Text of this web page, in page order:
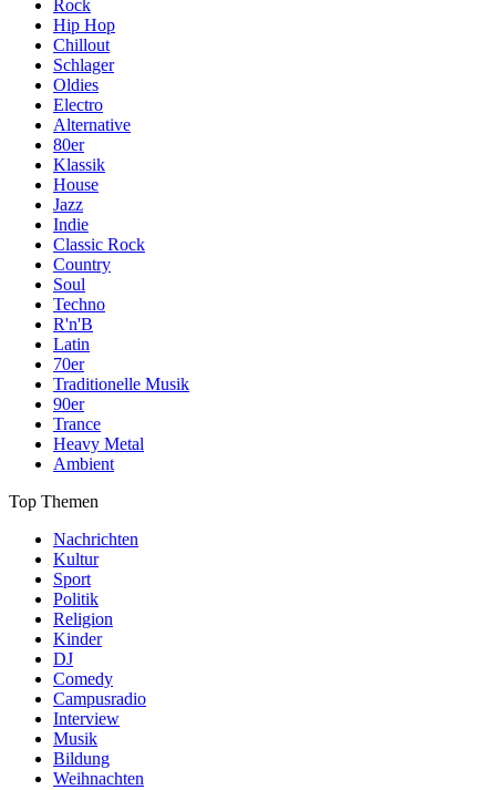
Rock
Hip Hop
Chillout
Schlager
Oldies
Electro
Alternative
80er
Klassik
House
Jazz
Indie
Classic Rock
Country
Soul
Techno
R'n'B
Latin
70er
Traditionelle Musik
90er
Trance
Heavy Metal
Ambient
Top Themen
Nachrichten
Kultur
Sport
Politik
Religion
Kinder
DJ
Comedy
Campusradio
Interview
Musik
Bildung
Weihnachten